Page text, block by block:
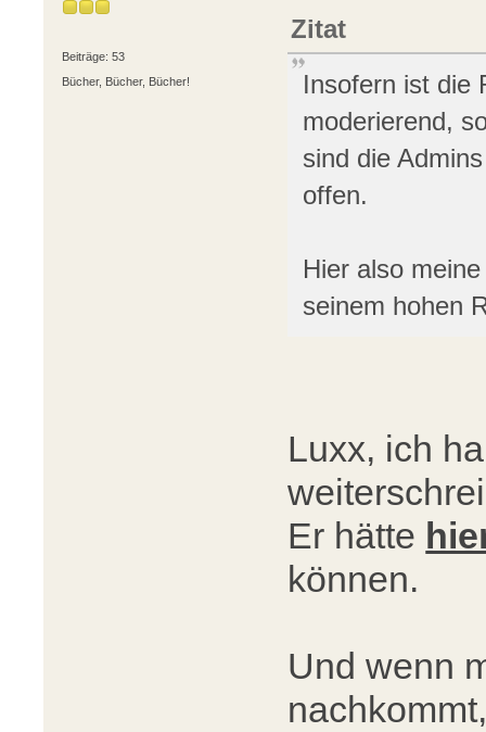
Beiträge: 53
Bücher, Bücher, Bücher!
Zitat
Insofern ist die
moderierend,
sind die
offen.
Hier also
seinem hohen
Luxx, ich
Er hätte
können.
Und wenn